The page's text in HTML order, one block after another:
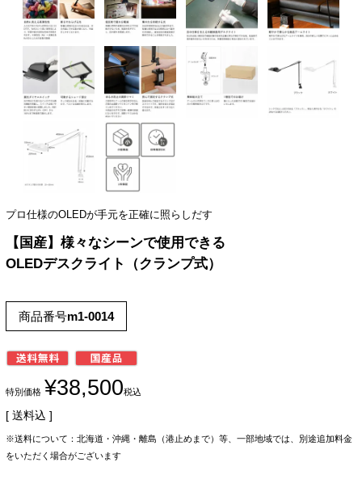
プロ仕様のOLEDが手元を正確に照らしだす
【国産】様々なシーンで使用できる
OLEDデスクライト（クランプ式）
商品番号m1-0014
特別価格 ¥38,500税込
送料込
※送料について：北海道・沖縄・離島（港止めまで）等、一部地域では、別途追加料金
をいただく場合がございます